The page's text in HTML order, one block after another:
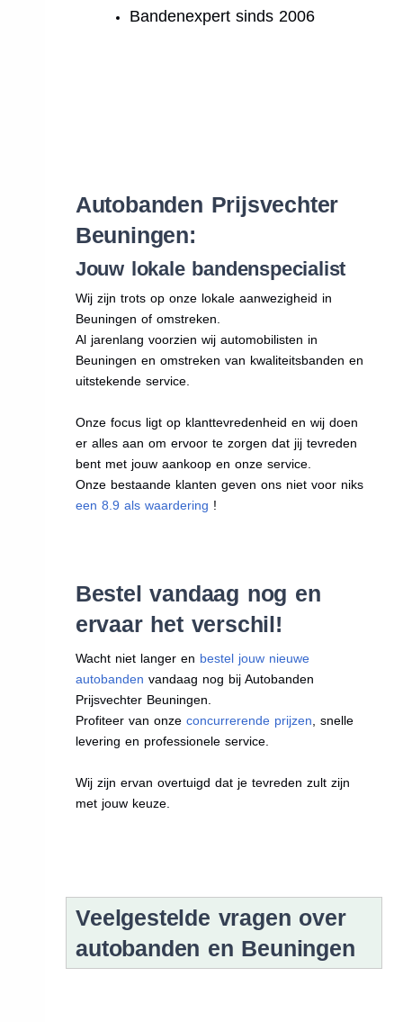
Bandenexpert sinds 2006
Autobanden Prijsvechter
Beuningen:
Jouw lokale bandenspecialist
Wij zijn trots op onze lokale aanwezigheid in
Beuningen of omstreken.
Al jarenlang voorzien wij automobilisten in
Beuningen en omstreken van kwaliteitsbanden en
uitstekende service.
Onze focus ligt op klanttevredenheid en wij doen
er alles aan om ervoor te zorgen dat jij tevreden
bent met jouw aankoop en onze service.
Onze bestaande klanten geven ons niet voor niks
een 8.9 als waardering !
Bestel vandaag nog en
ervaar het verschil!
Wacht niet langer en bestel jouw nieuwe
autobanden vandaag nog bij Autobanden
Prijsvechter Beuningen.
Profiteer van onze concurrerende prijzen , snelle
levering en professionele service.
Wij zijn ervan overtuigd dat je tevreden zult zijn
met jouw keuze.
Veelgestelde vragen over
autobanden en Beuningen